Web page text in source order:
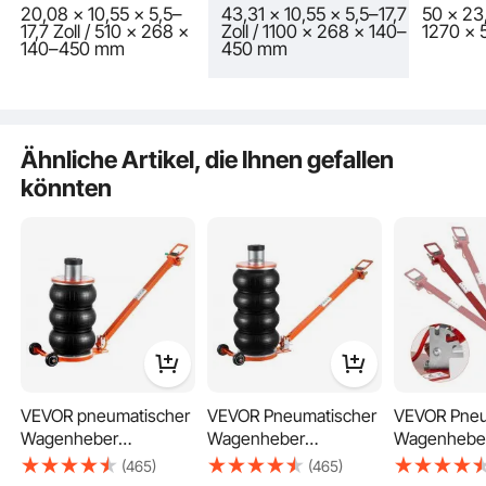
Keine manuelle Pumpe
Pneumatischer Betrieb
20,08 x 10,55 x 5,5–
17,7 Zoll / 510 x 268 x
140–450 mm
43,31 x 10,55 x 5,5–17,7
Zoll / 1100 x 268 x 140–
450 mm
50 x
1270 x
Ähnliche Artikel, die Ihnen gefallen
könnten
VEVOR pneumatischer
Wagenheber
Luftwagenheber
(465)
VEVOR Pneumatischer
Wagenheber
Luftwagenheber
(465)
VEVOR
Bag Air